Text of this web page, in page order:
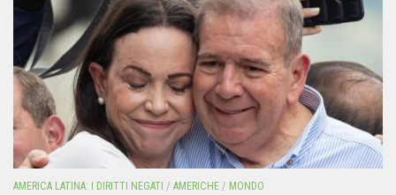
AMERICA LATINA: I DIRITTI NEGATI / AMERICHE / MONDO